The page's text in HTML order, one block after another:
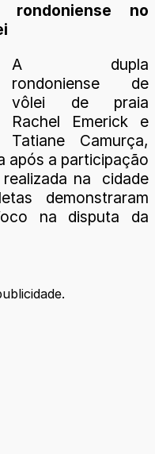
rondoniense no
A dupla
rondoniense de
vôlei de praia
Rachel Emerick e
Tatiane Camurça,
após a participação
na cidade
demonstraram
na disputa da